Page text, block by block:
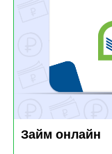
Займ онлайн